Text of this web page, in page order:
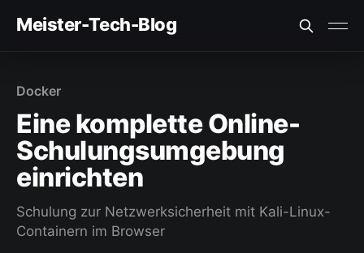
Meister-Tech-Blog
Fehler beim Laden (Ist der API Key korrekt?)
Docker
Eine komplette Online-
Schulungsumgebung
einrichten
Schulung zur Netzwerksicherheit mit Kali-Linux-
Containern im Browser